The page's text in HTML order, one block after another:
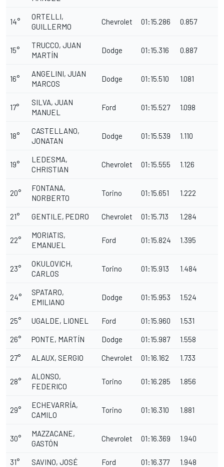
14°
ORTELLI,
GUILLERMO
Chevrolet 01:15.286 0.857
15°
TRUCCO, JUAN
MARTÍN
Dodge 01:15.316 0.887
16°
ANGELINI, JUAN
MARCOS
Dodge 01:15.510 1.081
17°
SILVA, JUAN
MANUEL
Ford 01:15.527 1.098
18°
CASTELLANO,
JONATAN
Dodge 01:15.539 1.110
19°
LEDESMA,
CHRISTIAN
Chevrolet 01:15.555 1.126
20°
FONTANA,
NORBERTO
Torino 01:15.651 1.222
21° GENTILE, PEDRO Chevrolet 01:15.713 1.284
22°
MORIATIS,
EMANUEL
Ford 01:15.824 1.395
23°
OKULOVICH,
CARLOS
Torino 01:15.913 1.484
24°
SPATARO,
EMILIANO
Dodge 01:15.953 1.524
25° UGALDE, LIONEL Ford 01:15.960 1.531
26° PONTE, MARTÍN Dodge 01:15.987 1.558
27° ALAUX, SERGIO Chevrolet 01:16.162 1.733
28°
ALONSO,
FEDERICO
Torino 01:16.285 1.856
29°
ECHEVARRÍA,
CAMILO
Torino 01:16.310 1.881
30°
MAZZACANE,
GASTÓN
Chevrolet 01:16.369 1.940
31° SAVINO, JOSÉ Ford 01:16.377 1.948